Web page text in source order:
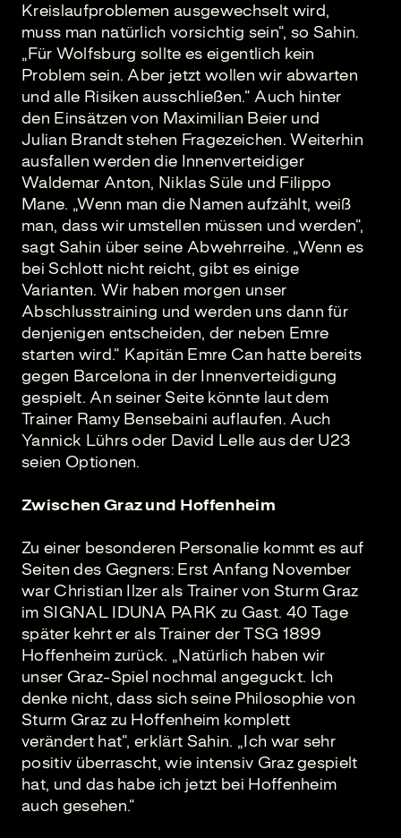
Kreislaufproblemen ausgewechselt wird,
muss man natürlich vorsichtig sein“, so Sahin.
„Für Wolfsburg sollte es eigentlich kein
Problem sein. Aber jetzt wollen wir abwarten
und alle Risiken ausschließen.“ Auch hinter
den Einsätzen von Maximilian Beier und
Julian Brandt stehen Fragezeichen. Weiterhin
ausfallen werden die Innenverteidiger
Waldemar Anton, Niklas Süle und Filippo
Mane. „Wenn man die Namen aufzählt, weiß
man, dass wir umstellen müssen und werden“,
sagt Sahin über seine Abwehrreihe. „Wenn es
bei Schlott nicht reicht, gibt es einige
Varianten. Wir haben morgen unser
Abschlusstraining und werden uns dann für
denjenigen entscheiden, der neben Emre
starten wird.“ Kapitän Emre Can hatte bereits
gegen Barcelona in der Innenverteidigung
gespielt. An seiner Seite könnte laut dem
Trainer Ramy Bensebaini auflaufen. Auch
Yannick Lührs oder David Lelle aus der U23
seien Optionen.
Zwischen Graz und Hoffenheim
Zu einer besonderen Personalie kommt es auf
Seiten des Gegners: Erst Anfang November
war Christian Ilzer als Trainer von Sturm Graz
im SIGNAL IDUNA PARK zu Gast. 40 Tage
später kehrt er als Trainer der TSG 1899
Hoffenheim zurück. „Natürlich haben wir
unser Graz-Spiel nochmal angeguckt. Ich
denke nicht, dass sich seine Philosophie von
Sturm Graz zu Hoffenheim komplett
verändert hat“, erklärt Sahin. „Ich war sehr
positiv überrascht, wie intensiv Graz gespielt
hat, und das habe ich jetzt bei Hoffenheim
auch gesehen.“